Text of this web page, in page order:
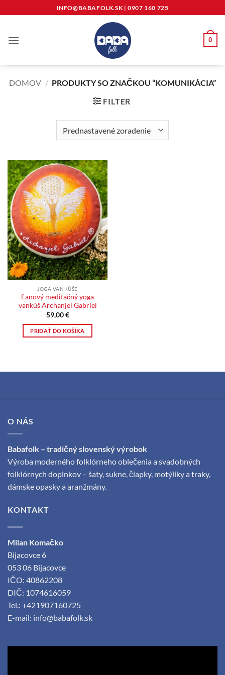
to
INFO@BABAFOLK.SK |0907 160 725
0
DOMOV / PRODUKTY SO ZNAČKOU “KOMUNIKÁCIA”
FILTER
JOGA VANKÚŠE
Ľanový meditačný yoga
vankúš Archanjel Gabriel
59,00€
PRIDAŤ DO KOŠÍKA
O NÁS
Babafolk – tradičný slovenský výrobok
Výroba moderného folklórneho oblečenia a svadobných
folklórnych doplnkov – šaty, sukne, čiapky, motýliky a traky,
dámske opasky a aranžmány.
KONTAKT
Milan Komačko
Bijacovce 6
053 06 Bijacovce
IČO: 40862208
DIČ: 1074616059
Tel.: +421907160725
E-mail: info@babafolk.sk